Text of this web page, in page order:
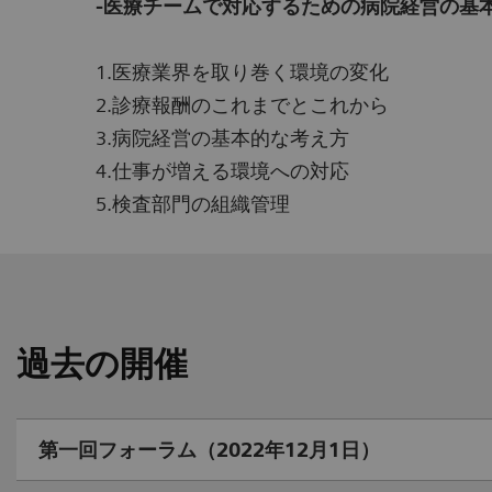
-医療チームで対応するための病院経営の基
1.医療業界を取り巻く環境の変化
2.診療報酬のこれまでとこれから
3.病院経営の基本的な考え方
4.仕事が増える環境への対応
5.検査部門の組織管理
過去の開催
第一回フォーラム（2022年12月1日）